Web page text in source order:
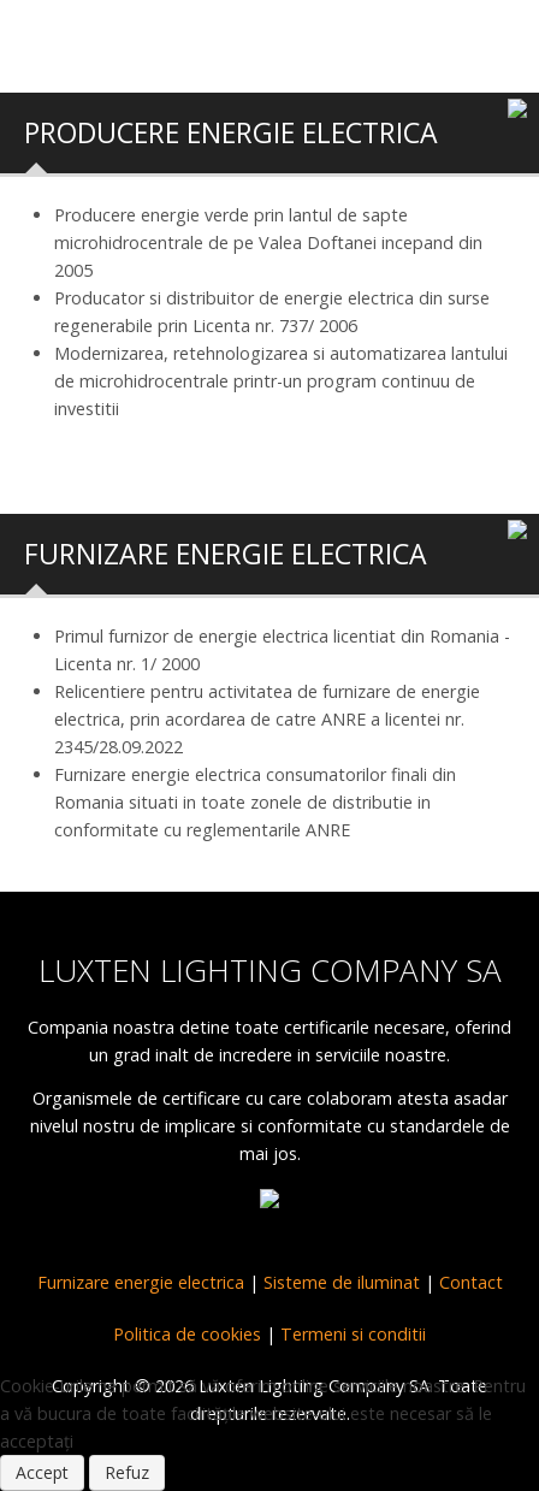
PRODUCERE ENERGIE ELECTRICA
Producere energie verde prin lantul de sapte
microhidrocentrale de pe Valea Doftanei incepand din
2005
Producator si distribuitor de energie electrica din surse
regenerabile prin Licenta nr. 737/ 2006
Modernizarea, retehnologizarea si automatizarea lantului
de microhidrocentrale printr-un program continuu de
investitii
FURNIZARE ENERGIE ELECTRICA
Primul furnizor de energie electrica licentiat din Romania -
Licenta nr. 1/ 2000
Relicentiere pentru activitatea de furnizare de energie
electrica, prin acordarea de catre ANRE a licentei nr.
2345/28.09.2022
Furnizare energie electrica consumatorilor finali din
Romania situati in toate zonele de distributie in
conformitate cu reglementarile ANRE
LUXTEN LIGHTING COMPANY SA
Compania noastra detine toate certificarile necesare, oferind
un grad inalt de incredere in serviciile noastre.
Organismele de certificare cu care colaboram atesta asadar
nivelul nostru de implicare si conformitate cu standardele de
mai jos.
Furnizare energie electrica | Sisteme de iluminat| Contact
Politica de cookies | Termeni si conditii
Copyright © 2026 Luxten Lighting Company SA. Toate
drepturile rezervate.
Cookie-urile ne permit să vă oferim online serviciile noastre. Pentru
a vă bucura de toate facilitățile website-ului este necesar să le
acceptați
Accept
Refuz